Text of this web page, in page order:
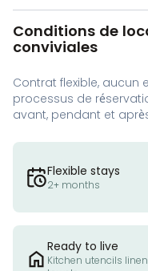
Conditions de
conviviales
Contrat flexible, aucun
processus de
avant, pendant et
Flexible stays
2+ months
Ready to live
Kitchen utencils linen